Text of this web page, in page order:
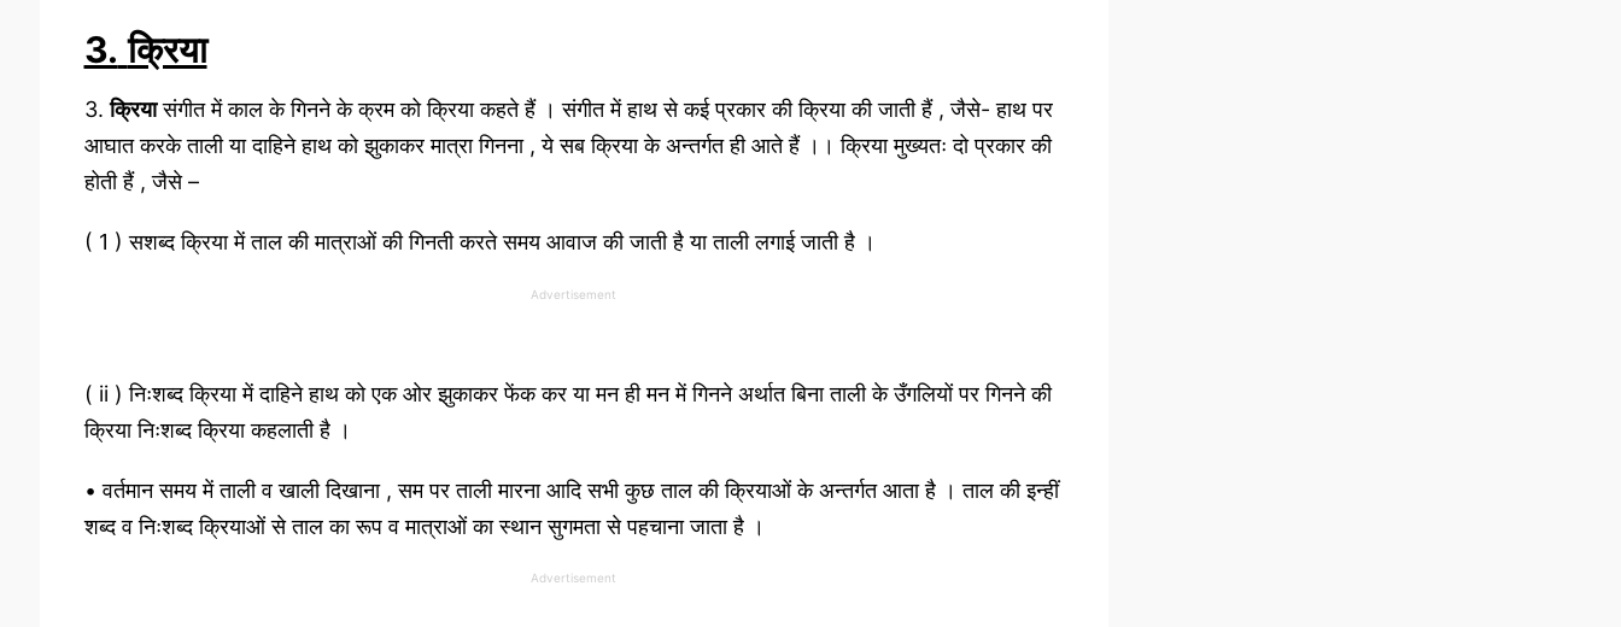
3. क्रिया
3.क्रियासंगीत में काल के गिनने के क्रम को क्रिया कहते हैं । संगीत में हाथ से कई प्रकार की क्रिया की जाती हैं , जैसे- हाथ पर
आघात करके ताली या दाहिने हाथ को झुकाकर मात्रा गिनना , ये सब क्रिया के अन्तर्गत ही आते हैं ।। क्रिया मुख्यतः दो प्रकार की
होती हैं , जैसे –
( 1 ) सशब्द क्रिया में ताल की मात्राओं की गिनती करते समय आवाज की जाती है या ताली लगाई जाती है ।
Advertisement
( ii ) निःशब्द क्रिया में दाहिने हाथ को एक ओर झुकाकर फेंक कर या मन ही मन में गिनने अर्थात बिना ताली के उँगलियों पर गिनने की
क्रिया निःशब्द क्रिया कहलाती है ।
• वर्तमान समय में ताली व खाली दिखाना , सम पर ताली मारना आदि सभी कुछ ताल की क्रियाओं के अन्तर्गत आता है । ताल की इन्हीं
शब्द व निःशब्द क्रियाओं से ताल का रूप व मात्राओं का स्थान सुगमता से पहचाना जाता है ।
Advertisement